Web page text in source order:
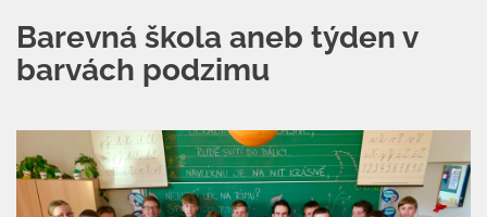
Barevná škola aneb týden v
barvách podzimu